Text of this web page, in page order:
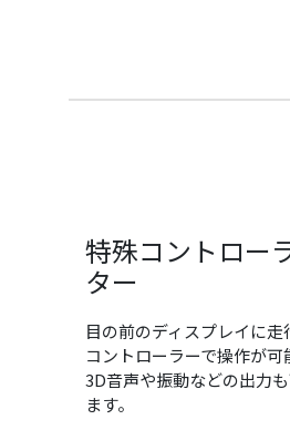
特殊コントロー
ター
目の前のディスプレイに
コントローラーで操作が可
3D音声や振動などの出力
ます。